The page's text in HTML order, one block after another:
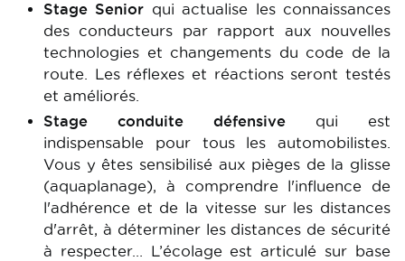
Stage Senior qui actualise les connaissances
des conducteurs par rapport aux nouvelles
technologies et changements du code de la
route. Les réflexes et réactions seront testés
et améliorés.
Stage conduite défensive qui est
indispensable pour tous les automobilistes.
Vous y êtes sensibilisé aux pièges de la glisse
(aquaplanage), à comprendre l'influence de
l'adhérence et de la vitesse sur les distances
d'arrêt, à déterminer les distances de sécurité
à respecter… L’écolage est articulé sur base